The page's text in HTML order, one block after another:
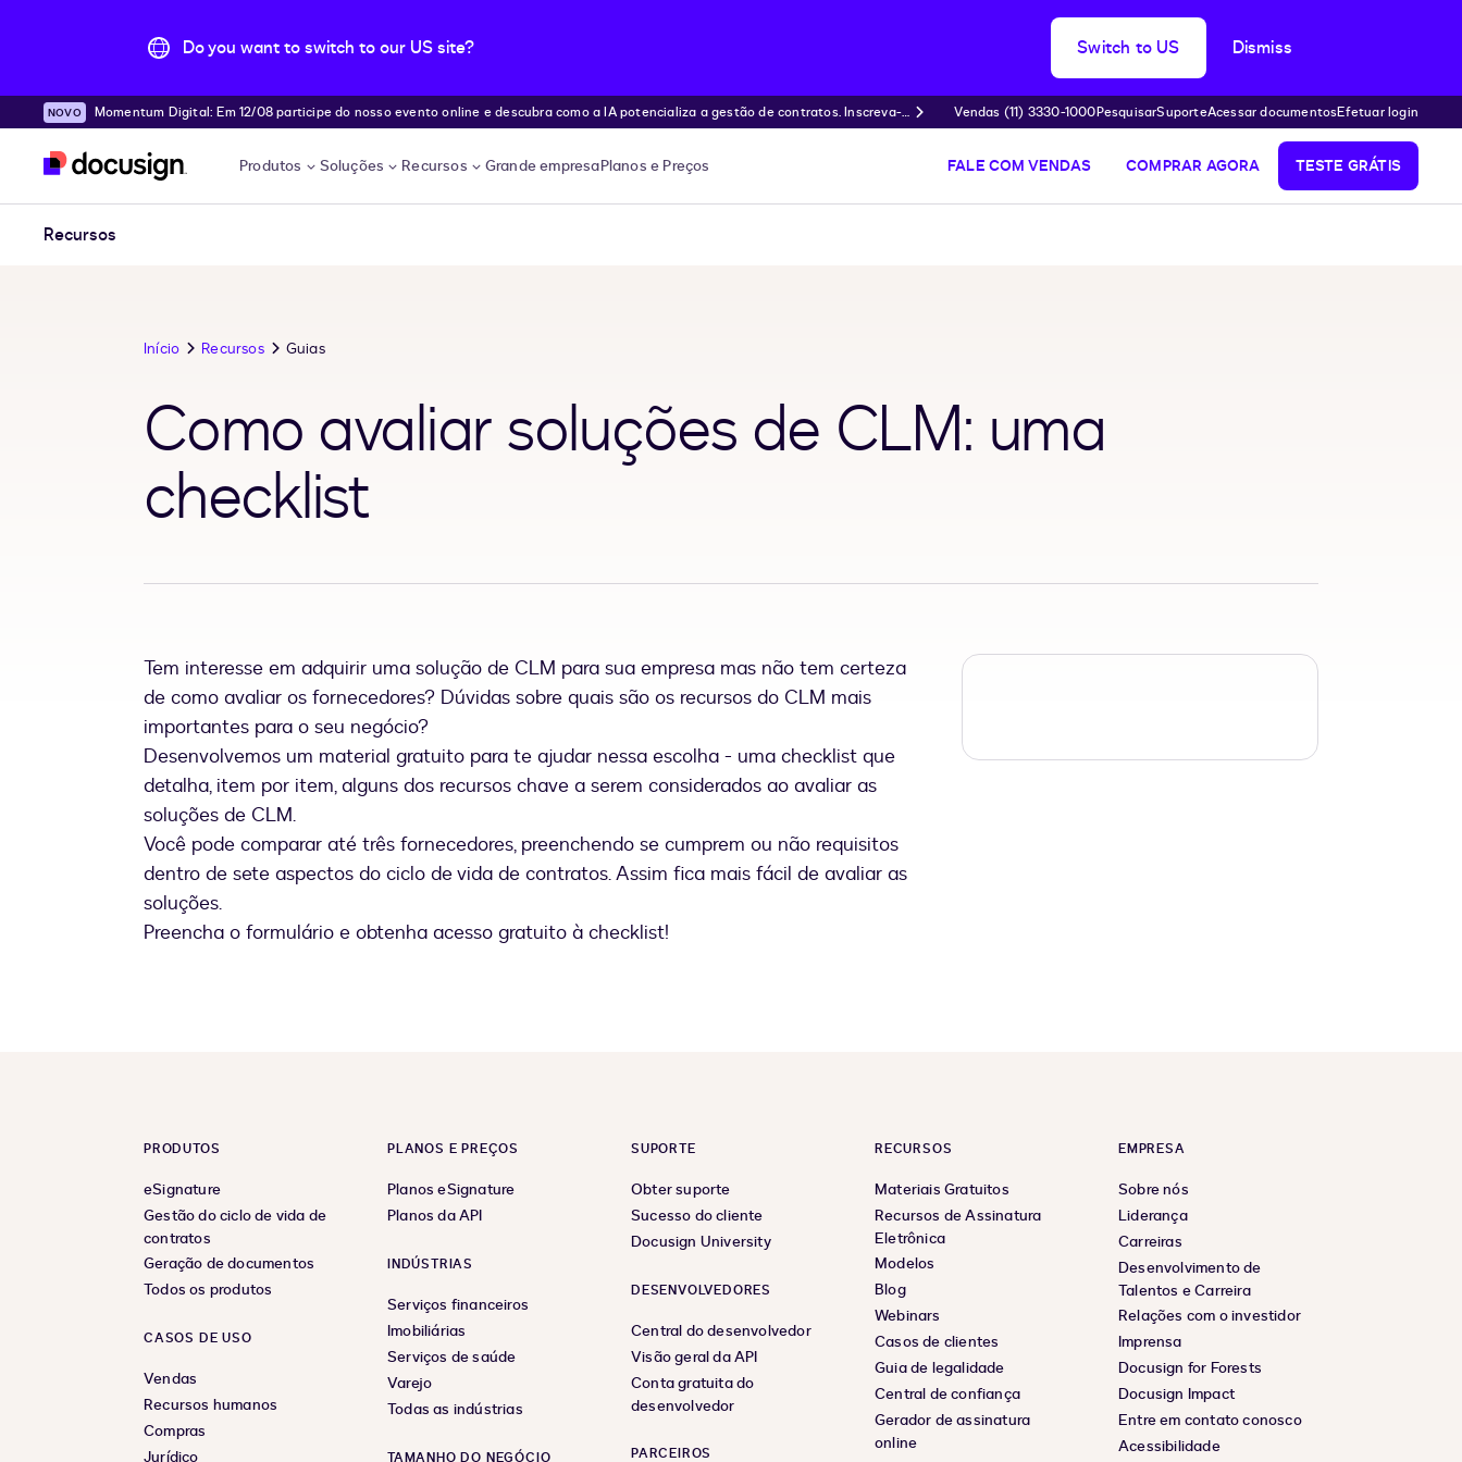
Do you want to switch to our US site? Switch to US Dismiss
Pular para o conteúdo principal
Momentum Digital: Em 12/08 participe do nosso evento online e descubra como a IA potencializa a gestão de contratos. Inscreva-s
e!
Vendas (11) 3330-1000PesquisarSuporteAcessar documentosEfetuar login
Produtos Soluções Recursos Grande empresaPlanos e Preços FALE COM VENDAS COMPRAR AGORA TESTE GRÁTIS
Recursos
Início Recursos Guias
Como avaliar soluções de CLM: uma
checklist
Tem interesse em adquirir uma solução de CLM para sua empresa mas não tem certeza
de como avaliar os fornecedores? Dúvidas sobre quais são os recursos do CLM mais
importantes para o seu negócio?
Desenvolvemos um material gratuito para te ajudar nessa escolha - uma checklist que
detalha, item por item, alguns dos recursos chave a serem considerados ao avaliar as
soluções de CLM.
Você pode comparar até três fornecedores, preenchendo se cumprem ou não requisitos
dentro de sete aspectos do ciclo de vida de contratos. Assim fica mais fácil de avaliar as
soluções.
Preencha o formulário e obtenha acesso gratuito à checklist!
PRODUTOS
eSignature
Gestão do ciclo de vida de
contratos
Geração de documentos
Todos os produtos
CASOS DE USO
Vendas
Recursos humanos
Compras
Jurídico
PLANOS E PREÇOS
Planos eSignature
Planos da API
INDÚSTRIAS
Serviços financeiros
Imobiliárias
Serviços de saúde
Varejo
Todas as indústrias
TAMANHO DO NEGÓCIO
SUPORTE
Obter suporte
Sucesso do cliente
Docusign University
DESENVOLVEDORES
Central do desenvolvedor
Visão geral da API
Conta gratuita do
desenvolvedor
PARCEIROS
RECURSOS
Materiais Gratuitos
Recursos de Assinatura
Eletrônica
Modelos
Blog
Webinars
Casos de clientes
Guia de legalidade
Central de confiança
Gerador de assinatura
online
EMPRESA
Sobre nós
Liderança
Carreiras
Desenvolvimento de
Talentos e Carreira
Relações com o investidor
Imprensa
Docusign for Forests
Docusign Impact
Entre em contato conosco
Acessibilidade